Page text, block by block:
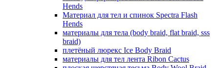
Hends
Материал для тел и спинок Spectra Flash
Hends
материалы для тела (body braid, flat braid, sss
braid)
плетёный люрекс Ice Body Braid
материалы для тел лента Ribon Cactus